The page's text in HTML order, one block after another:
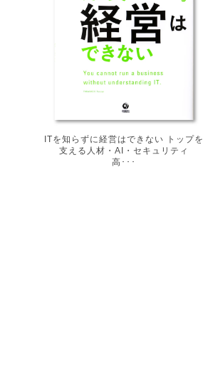
ITを知らずに経営はできない トップを
支える人材・AI・セキュリティ
高･･･